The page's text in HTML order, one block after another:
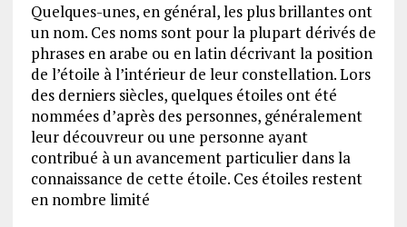
Quelques-unes, en général, les plus brillantes ont
un nom. Ces noms sont pour la plupart dérivés de
phrases en arabe ou en latin décrivant la position
de l’étoile à l’intérieur de leur constellation. Lors
des derniers siècles, quelques étoiles ont été
nommées d’après des personnes, généralement
leur découvreur ou une personne ayant
contribué à un avancement particulier dans la
connaissance de cette étoile. Ces étoiles restent
en nombre limité